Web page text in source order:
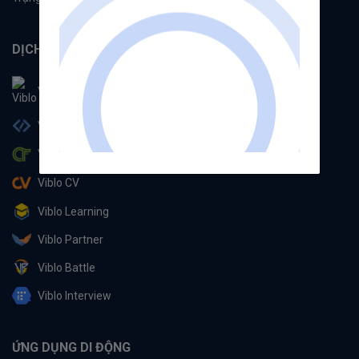
DỊCH VỤ
Viblo
Viblo Code
Viblo CTF
Viblo CV
Viblo Learning
Viblo Partner
Viblo Battle
Viblo Interview
ỨNG DỤNG DI ĐỘNG